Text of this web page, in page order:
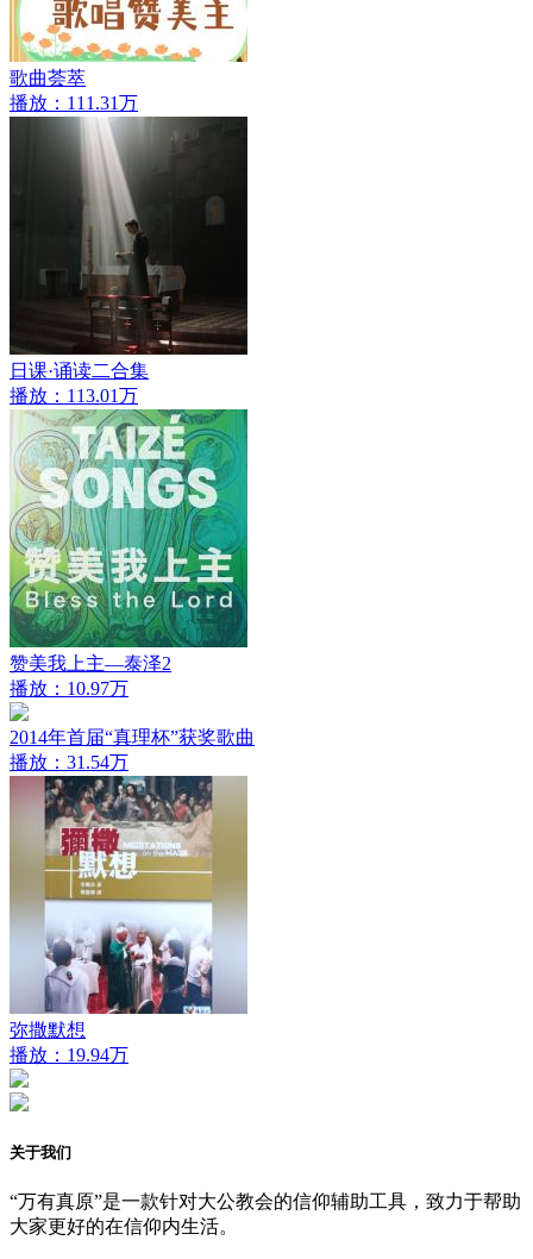
歌曲荟萃
播放：111.31万
日课·诵读二合集
播放：113.01万
赞美我上主—泰泽2
播放：10.97万
2014年首届“真理杯”获奖歌曲
播放：31.54万
弥撒默想
播放：19.94万
关于我们
“万有真原”是一款针对大公教会的信仰辅助工具，致力于帮助
大家更好的在信仰内生活。